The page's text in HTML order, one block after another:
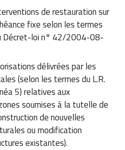
de restauration sur
fixe selon les termes
Décret-loi n° 42/2004-08-
délivrées par les
(selon les termes du L.R.
5) relatives aux
soumises à la tutelle de
de nouvelles
ou modification
existantes).